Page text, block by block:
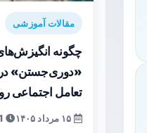
مقالات آموزشی
چگونه
«دوری‌جستن» در
تعامل اجتماعی
11 دقیقه